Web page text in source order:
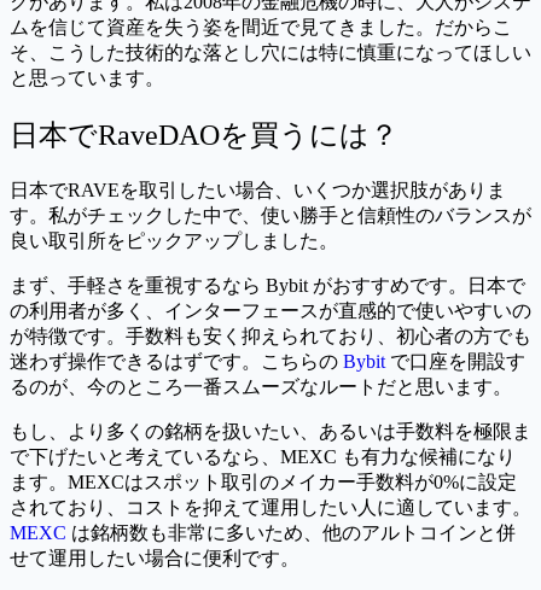
ムを信じて資産を失う姿を間近で見てきました。だからこ
そ、こうした技術的な落とし穴には特に慎重になってほしい
と思っています。
日本でRaveDAOを買うには？
日本でRAVEを取引したい場合、いくつか選択肢がありま
す。私がチェックした中で、使い勝手と信頼性のバランスが
良い取引所をピックアップしました。
まず、手軽さを重視するなら Bybit がおすすめです。日本で
の利用者が多く、インターフェースが直感的で使いやすいの
が特徴です。手数料も安く抑えられており、初心者の方でも
迷わず操作できるはずです。こちらの Bybit で口座を開設す
るのが、今のところ一番スムーズなルートだと思います。
もし、より多くの銘柄を扱いたい、あるいは手数料を極限ま
で下げたいと考えているなら、MEXC も有力な候補になり
ます。MEXCはスポット取引のメイカー手数料が0%に設定
されており、コストを抑えて運用したい人に適しています。
MEXC は銘柄数も非常に多いため、他のアルトコインと併
せて運用したい場合に便利です。